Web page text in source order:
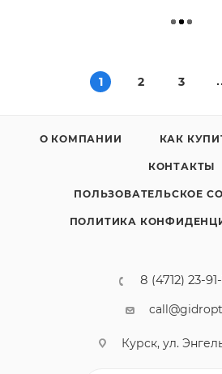
1 2 3
О КОМПАНИИ КАК
КОНТАКТЫ
ПОЛЬЗОВАТЕЛЬСКОЕ
ПОЛИТИКА
8 (4712) 23-91-
Курск, ул.